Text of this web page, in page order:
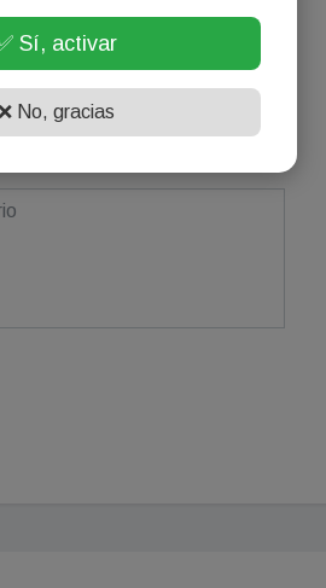
artículo.
Sí, activar
No, gracias